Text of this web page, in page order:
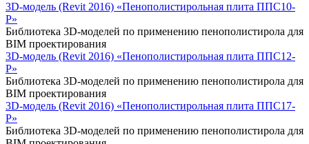
3D-модель (Revit 2016) «Пенополистирольная плита ППС10-
Р»
Библиотека 3D-моделей по применению пенополистирола для
BIM проектирования
3D-модель (Revit 2016) «Пенополистирольная плита ППС12-
Р»
Библиотека 3D-моделей по применению пенополистирола для
BIM проектирования
3D-модель (Revit 2016) «Пенополистирольная плита ППС17-
Р»
Библиотека 3D-моделей по применению пенополистирола для